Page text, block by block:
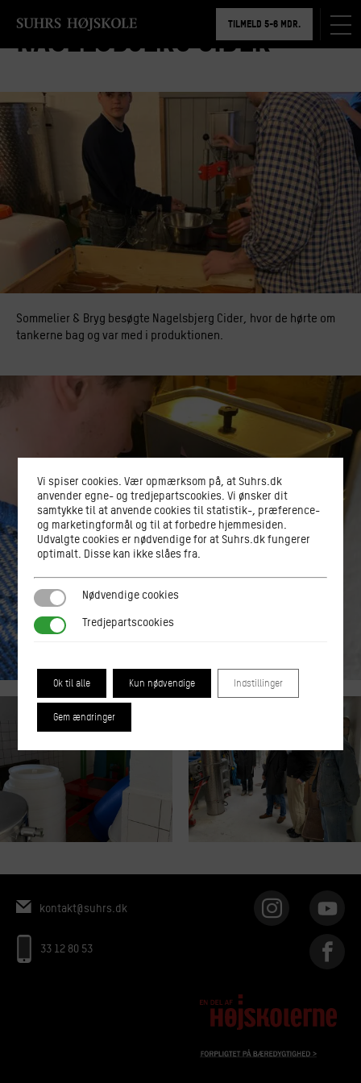
TILMELD 5-6 MDR.
BOOK RUNDVISNING
Nagelsbjerg Cider
Sommelier & Bryg besøgte Nagelsbjerg Cider, hvor de hørte om
tankerne bag og var med i produktionen.
kontakt@suhrs.dk
33 12 80 53
Vi spiser cookies. Vær opmærksom på, at Suhrs.dk
anvender egne- og tredjepartscookies. Vi ønsker dit
samtykke til at anvende cookies til statistik-, præference-
og marketingformål og til at forbedre hjemmesiden.
Udvalgte cookies er nødvendige for at Suhrs.dk fungerer
optimalt. Disse kan ikke slåes fra.
Nødvendige cookies
Nødvendige cookies
Tredjepartscookies
Tredjepartscookies
Ok til alle Kun nødvendige Indstillinger
Gem ændringer